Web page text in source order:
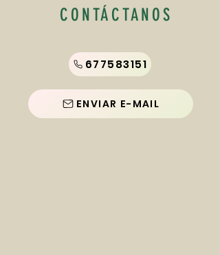
CONTÁCTANOS
677583151
ENVIAR E-MAIL